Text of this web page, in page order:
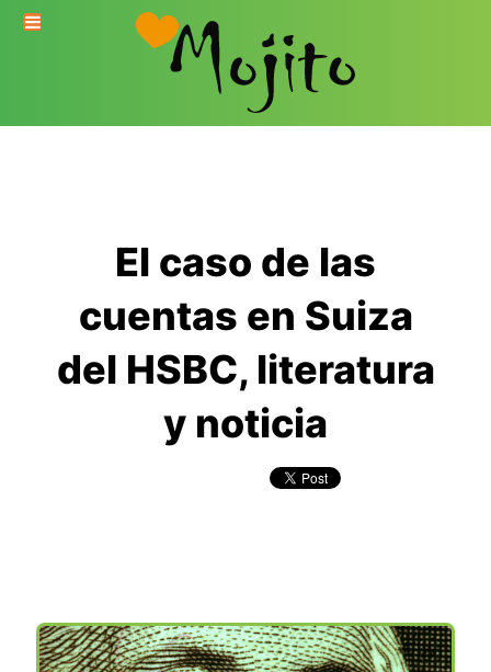
El caso de las
cuentas en Suiza
del HSBC, literatura
y noticia